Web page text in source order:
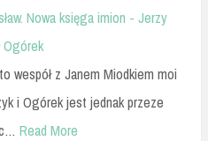
Nowa księga imion - Jerzy
Ogórek
wespół z Janem Miodkiem moi
i Ogórek jest jednak przeze
Read More